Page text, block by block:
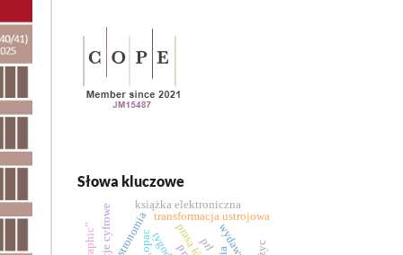
Słowa kluczowe
prl
transformacja ustrojowa
astronomia
książka elektroniczna
opac